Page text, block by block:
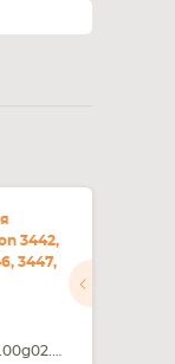
3442,
3447,